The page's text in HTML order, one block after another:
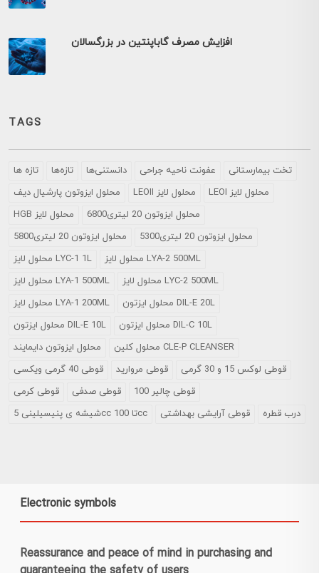
افزایش مصرف گاباپنتین در بزرگسالان
TAGS
تازه ها تازه‌ها دانستنی‌ها عفونت ناحیه جراحی
تخت بیمارستانی
محلول ايزوتون پارشيال ديف
LEOII محلول لایز
LEOI محلول لایز
HGB محلول لایز
محلول ایزوتون 20 لیتری6800
محلول ایزوتون 20 لیتری5800
محلول ایزوتون 20 لیتری5300
محلول لایز LYC-1 1L
محلول لایز LYA-2 500ML
محلول لایز LYA-1 500ML
محلول لایز LYC-2 500ML
محلول لایز LYA-1 200ML
محلول ایزتون DIL-E 20L
محلول ایزتون DIL-E 10L
محلول ایزتون DIL-C 10L
محلول ایزوتون دایمایند
محلول کلین CLE-P CLEANSER
قوطی 40 گرمی ویکسی
قوطی مروارید
قوطی لوکس 15 و 30 گرمی
قوطی کرمی
قوطی صدفی
قوطی چالیر 100
شیشه ی پنیسیلینی 5cc تا 100cc
قوطی آرایشی بهداشتی درب قطره
Electronic symbols
Reassurance and peace of mind in purchasing and